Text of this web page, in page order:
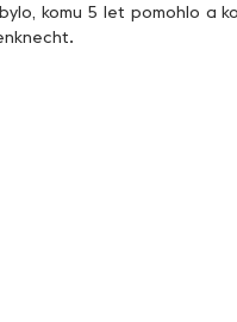
komu 5 let pomohlo a